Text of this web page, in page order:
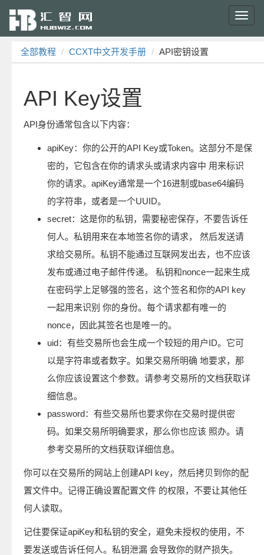
全部教程 CCXT中文开发手册 API密钥设置
API Key设置
API身份通常包含以下内容：
apiKey：你的公开的API Key或Token。这部分不是保
密的，它包含在你的请求头或请求内容中 用来标识
你的请求。apiKey通常是一个16进制或base64编码
的字符串，或者是一个UUID。
secret：这是你的私钥，需要秘密保存，不要告诉任
何人。私钥用来在本地签名你的请求， 然后发送请
求给交易所。私钥不能通过互联网发出去，也不应该
发布或通过电子邮件传递。 私钥和nonce一起来生成
在密码学上足够强的签名，这个签名和你的API key
一起用来识别 你的身份。每个请求都有唯一的
nonce，因此其签名也是唯一的。
uid：有些交易所也会生成一个较短的用户ID。它可
以是字符串或者数字。如果交易所明确 地要求，那
么你应该设置这个参数。请参考交易所的文档获取详
细信息。
password：有些交易所也要求你在交易时提供密
码。如果交易所明确要求，那么你也应该 照办。请
参考交易所的文档获取详细信息。
你可以在交易所的网站上创建API key，然后拷贝到你的配
置文件中。记得正确设置配置文件 的权限，不要让其他任
何人读取。
记住要保证apiKey和私钥的安全，避免未授权的使用，不
要发送或告诉任何人。私钥泄漏 会导致你的财产损失。